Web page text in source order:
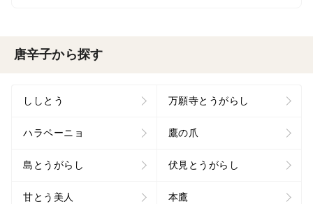
唐辛子から探す
ししとう 万願寺とうがらし
ハラペーニョ 鷹の爪
島とうがらし 伏見とうがらし
甘とう美人 本鷹